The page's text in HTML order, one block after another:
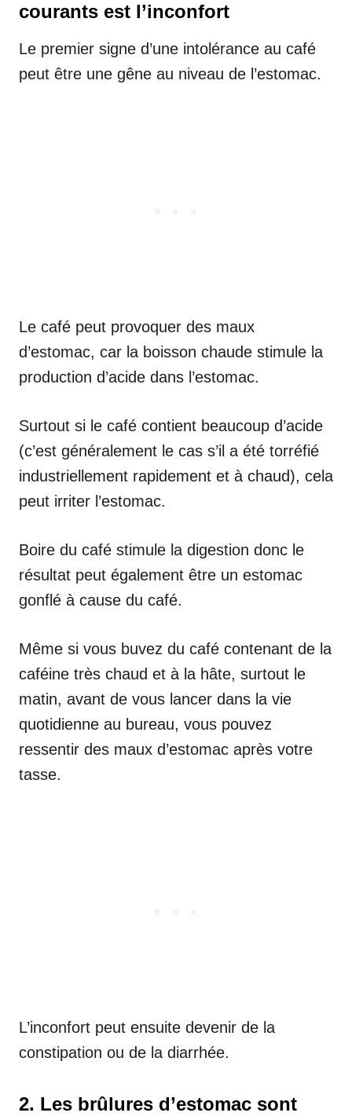
courants est l’inconfort
Le premier signe d’une intolérance au café
peut être une gêne au niveau de l’estomac.
Le café peut provoquer des maux
d’estomac, car la boisson chaude stimule la
production d’acide dans l’estomac.
Surtout si le café contient beaucoup d’acide
(c’est généralement le cas s’il a été torréfié
industriellement rapidement et à chaud), cela
peut irriter l’estomac.
Boire du café stimule la digestion donc le
résultat peut également être un estomac
gonflé à cause du café.
Même si vous buvez du café contenant de la
caféine très chaud et à la hâte, surtout le
matin, avant de vous lancer dans la vie
quotidienne au bureau, vous pouvez
ressentir des maux d’estomac après votre
tasse.
L’inconfort peut ensuite devenir de la
constipation ou de la diarrhée.
2. Les brûlures d’estomac sont